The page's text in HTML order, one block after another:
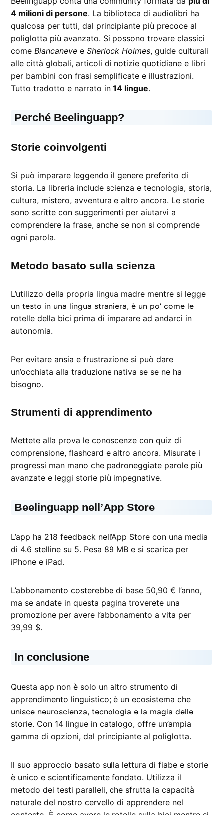
4 milioni di persone. La biblioteca di audiolibri ha
qualcosa per tutti, dal principiante più precoce al
poliglotta più avanzato. Si possono trovare classici
comeBiancaneve eSherlock Holmes, guide culturali
alle città globali, articoli di notizie quotidiane e libri
per bambini con frasi semplificate e illustrazioni.
Tutto tradotto e narrato in14 lingue.
Perché Beelinguapp?
Storie coinvolgenti
Si può imparare leggendo il genere preferito di
storia. La libreria include scienza e tecnologia, storia,
cultura, mistero, avventura e altro ancora. Le storie
sono scritte con suggerimenti per aiutarvi a
comprendere la frase, anche se non si comprende
ogni parola.
Metodo basato sulla scienza
L’utilizzo della propria lingua madre mentre si legge
un testo in una lingua straniera, è un po’ come le
rotelle della bici prima di imparare ad andarci in
autonomia.
Per evitare ansia e frustrazione si può dare
un’occhiata alla traduzione nativa se se ne ha
bisogno.
Strumenti di apprendimento
Mettete alla prova le conoscenze con quiz di
comprensione, flashcard e altro ancora. Misurate i
progressi man mano che padroneggiate parole più
avanzate e leggi storie più impegnative.
Beelinguapp nell’App Store
L’app ha 218 feedback nell’App Store con una media
di 4.6 stelline su 5. Pesa 89 MB e si scarica per
iPhone e iPad.
L’abbonamento costerebbe di base 50,90 € l’anno,
ma se andate in questa pagina troverete una
promozione per avere l’abbonamento a vita per
39,99 $.
In conclusione
Questa app non è solo un altro strumento di
apprendimento linguistico; è un ecosistema che
unisce neuroscienza, tecnologia e la magia delle
storie. Con 14 lingue in catalogo, offre un’ampia
gamma di opzioni, dal principiante al poliglotta.
Il suo approccio basato sulla lettura di fiabe e storie
è unico e scientificamente fondato. Utilizza il
metodo dei testi paralleli, che sfrutta la capacità
naturale del nostro cervello di apprendere nel